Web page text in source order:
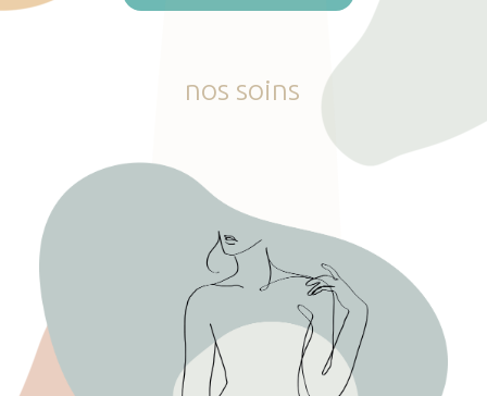
nos soins